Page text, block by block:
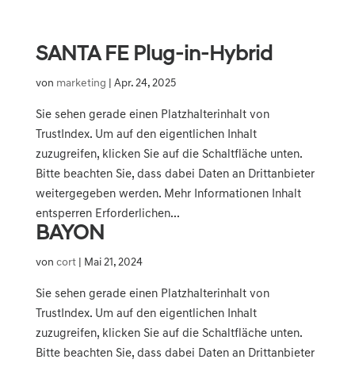
SANTA FE Plug-in-Hybrid
von marketing Apr. 24, 2025
Sie sehen gerade einen Platzhalterinhalt von
TrustIndex. Um auf den eigentlichen Inhalt
zuzugreifen, klicken Sie auf die Schaltfläche unten.
Bitte beachten Sie, dass dabei Daten an Drittanbieter
weitergegeben werden. Mehr Informationen Inhalt
entsperren Erforderlichen...
BAYON
von cort| Mai 21, 2024
Sie sehen gerade einen Platzhalterinhalt von
TrustIndex. Um auf den eigentlichen Inhalt
zuzugreifen, klicken Sie auf die Schaltfläche unten.
Bitte beachten Sie, dass dabei Daten an Drittanbieter